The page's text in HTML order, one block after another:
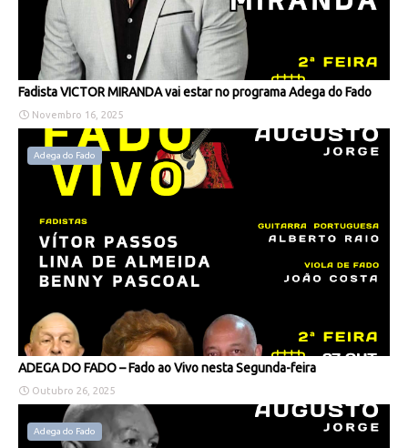
Fadista VICTOR MIRANDA vai estar no programa Adega do Fado
Novembro 16, 2025
Adega do Fado
ADEGA DO FADO – Fado ao Vivo nesta Segunda-feira
Outubro 26, 2025
Adega do Fado